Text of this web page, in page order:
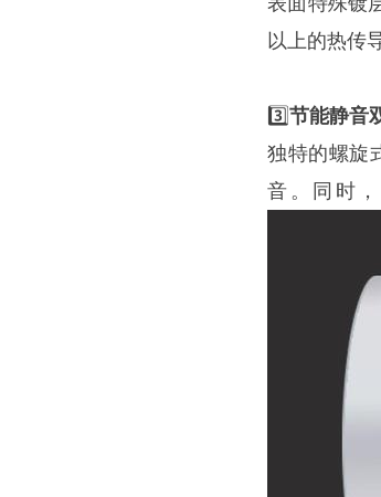
以上的热传
3️⃣ 节能静音
独特的螺旋
音。同时